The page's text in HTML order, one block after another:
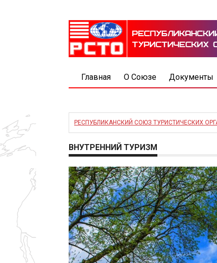
Главная О Союзе Документы
РЕСПУБЛИКАНСКИЙ СОЮЗ ТУРИСТИЧЕСКИХ
ВНУТРЕННИЙ ТУРИЗМ